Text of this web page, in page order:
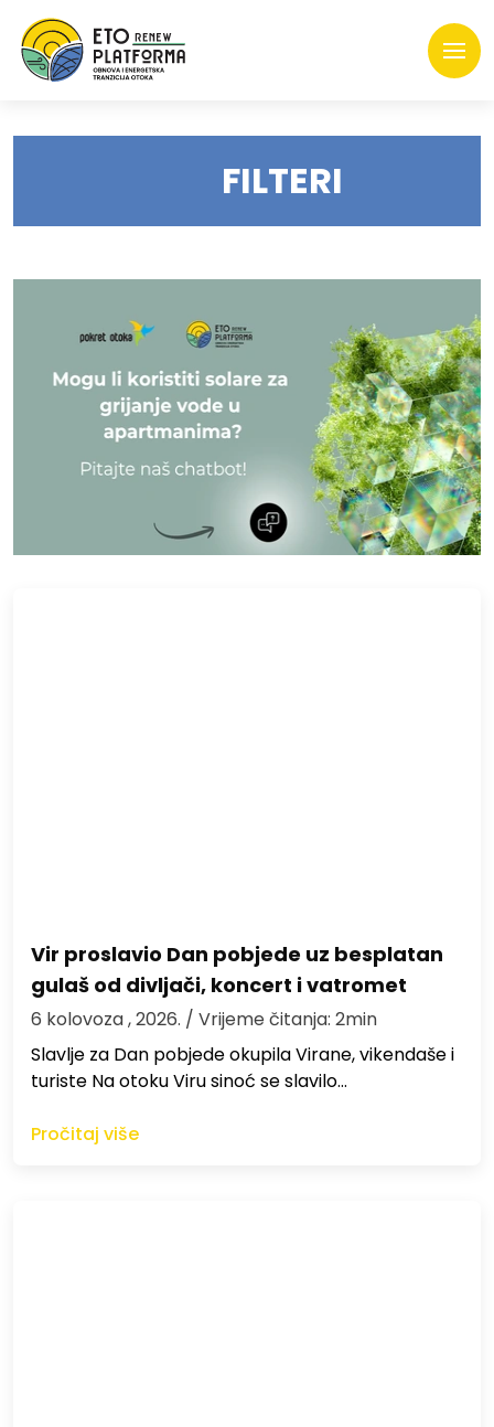
FILTERI
Vir proslavio Dan pobjede uz besplatan
gulaš od divljači, koncert i vatromet
6 kolovoza , 2026. / Vrijeme čitanja: 2min
Slavlje za Dan pobjede okupila Virane, vikendaše i
turiste Na otoku Viru sinoć se slavilo…
Pročitaj više